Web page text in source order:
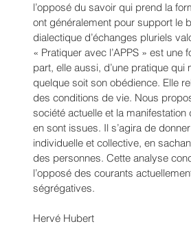
l’opposé du savoir qui prend la
ont généralement pour support le
dialectique d’échanges pluriels
« Pratiquer avec l’APPS » est
part, elle aussi, d’une pratique
quelque soit son obédience. Elle
des conditions de vie. Nous
société actuelle et la
en sont issues. Il s’agira de
individuelle et collective, en
des personnes. Cette analyse
l’opposé des courants
ségrégatives.
Hervé Hubert